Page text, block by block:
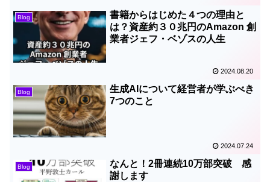
Blog
書籍からはじめた４つの理由と
は？資産約３０兆円のAmazon 創
業者ジェフ・ベゾスの人生
2024.08.20
Blog
生成AIについて経営者が学ぶべき
7つのこと
2024.07.24
Blog
なんと！2冊連続10万部突破 感
謝します